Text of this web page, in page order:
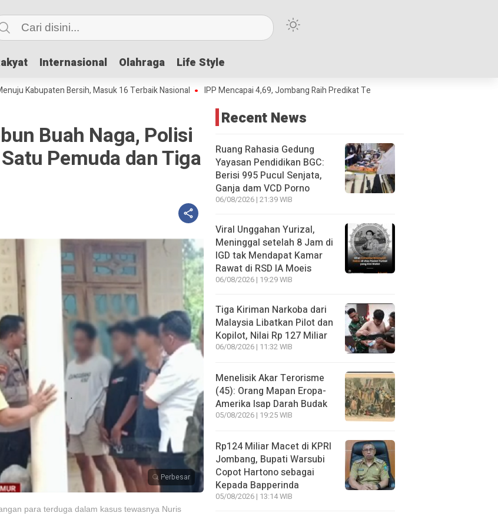
Internasional Olahraga Life Style
Internasional Olahraga Life Style
Bersih, Masuk 16 Terbaik Nasional IPP Mencapai 4,69, Jombang Raih Predikat Terbaik Jawa Timur dan Peringkat III Nasional
Buah Naga, Polisi
Pemuda dan Tiga
Perbesar
para terduga dalam kasus tewasnya Nuris
Recent News
Ruang Rahasia Gedung
Yayasan Pendidikan BGC:
Berisi 995 Pucul Senjata,
Ganja dam VCD Porno
06/08/2026 | 21:39 WIB
Viral Unggahan Yurizal,
Meninggal setelah 8 Jam di
IGD tak Mendapat Kamar
Rawat di RSD IA Moeis
06/08/2026 | 19:29 WIB
Tiga Kiriman Narkoba dari
Malaysia Libatkan Pilot dan
Kopilot, Nilai Rp 127 Miliar
06/08/2026 | 11:32 WIB
Menelisik Akar Terorisme
(45): Orang Mapan Eropa-
Amerika Isap Darah Budak
05/08/2026 | 19:25 WIB
Rp124 Miliar Macet di KPRI
Jombang, Bupati Warsubi
Copot Hartono sebagai
Kepada Bapperinda
05/08/2026 | 13:14 WIB